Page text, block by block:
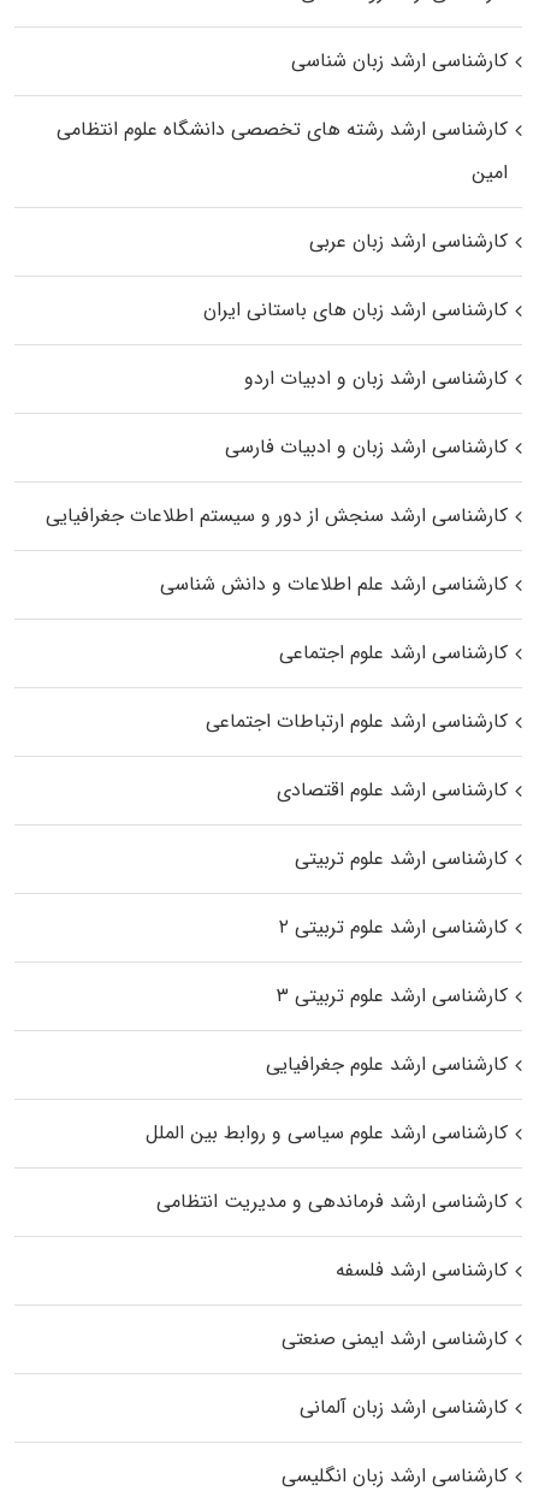
کارشناسی ارشد زبان شناسی
کارشناسی ارشد رﺷﺘﻪ ﻫﺎی تخصصی داﻧﺸﮕﺎه ﻋﻠﻮم انتظامی
اﻣﻴﻦ
کارشناسی ارشد زبان عربی
کارشناسی ارشد زبان‌ های باستانی ایران
کارشناسی ارشد زبان و ادبیات اردو
کارشناسی ارشد زبان و ادبیات فارسی
کارشناسی ارشد سنجش از دور و سیستم اطلاعات جغرافیایی
کارشناسی ارشد علم اطلاعات و دانش شناسی
کارشناسی ارشد علوم اجتماعی
کارشناسی ارشد علوم ارتباطات اجتماعی
کارشناسی ارشد علوم اقتصادی
کارشناسی ارشد علوم تربیتی
کارشناسی ارشد علوم تربیتی ۲
کارشناسی ارشد علوم تربیتی ۳
کارشناسی ارشد علوم جغرافیایی
کارشناسی ارشد علوم سیاسی و روابط بین الملل
کارشناسی ارشد فرماندهی و مدیریت انتظامی
کارشناسی ارشد فلسفه
کارشناسی ارشد ایمنی صنعتی
کارشناسی ارشد زبان آلمانی
کارشناسی ارشد زبان انگلیسی